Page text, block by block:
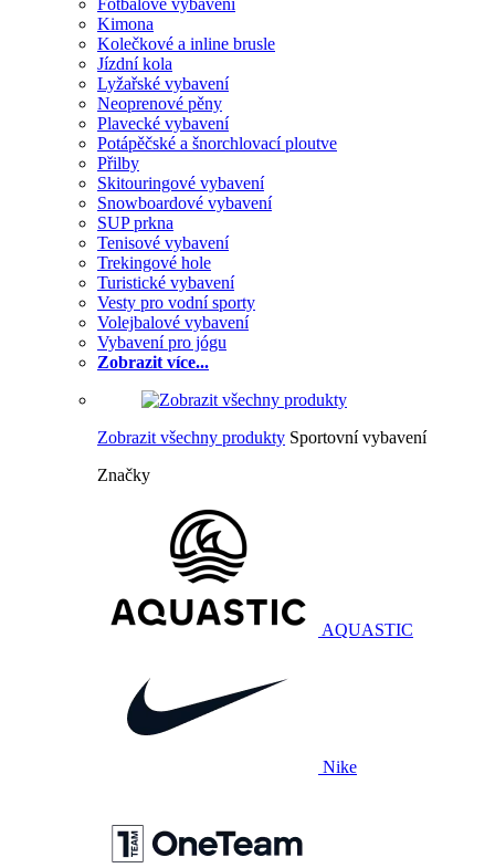
Fotbalové vybavení
Kimona
Kolečkové a inline brusle
Jízdní kola
Lyžařské vybavení
Neoprenové pěny
Plavecké vybavení
Potápěčské a šnorchlovací ploutve
Přilby
Skitouringové vybavení
Snowboardové vybavení
SUP prkna
Tenisové vybavení
Trekingové hole
Turistické vybavení
Vesty pro vodní sporty
Volejbalové vybavení
Vybavení pro jógu
Zobrazit více...
Zobrazit všechny produkty Sportovní vybavení
Značky
AQUASTIC
Nike